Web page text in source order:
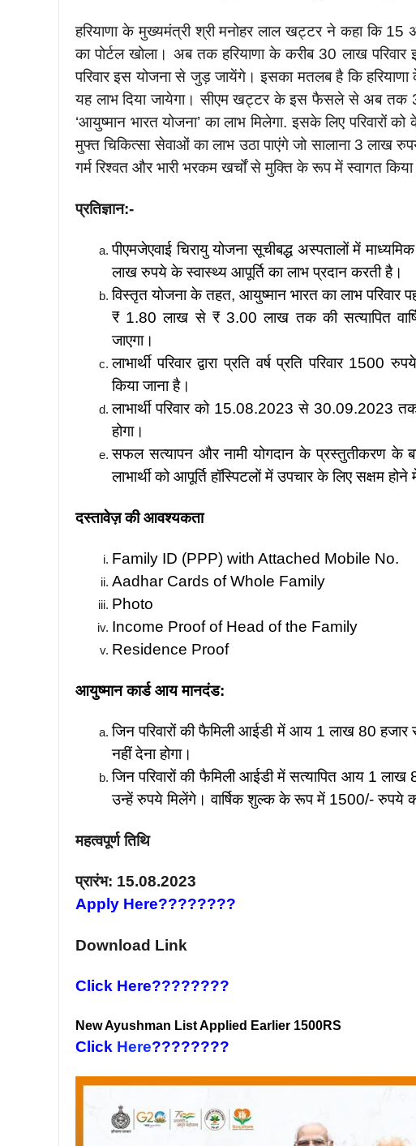
हरियाणा के मुख्यमंत्री श्री मनोहर लाल खट्टर ने कहा कि 15
का पोर्टल खोला। अब तक हरियाणा के करीब 30 लाख
परिवार इस योजना से जुड़ जायेंगे। इसका मतलब है कि
यह लाभ दिया जायेगा। सीएम खट्टर के इस फैसले से अब तक 3
‘आयुष्मान भारत योजना’ का लाभ मिलेगा. इसके लिए
मुफ्त चिकित्सा सेवाओं का लाभ उठा पाएंगे जो सालाना 3
गर्म रिश्वत और भारी भरकम खर्चों से मुक्ति के रूप में स्वागत किया
प्रतिज्ञान:-
पीएमजेएवाई चिरायु योजना सूचीबद्ध अस्पतालों में
लाख रुपये के स्वास्थ्य आपूर्ति का लाभ प्रदान करती है।
विस्तृत योजना के तहत, आयुष्मान भारत का लाभ परिवार
₹ 1.80 लाख से ₹ 3.00 लाख तक की सत्यापित
जाएगा।
लाभार्थी परिवार द्वारा प्रति वर्ष प्रति परिवार
किया जाना है।
लाभार्थी परिवार को 15.08.2023 से 30.09.2023
होगा।
सफल सत्यापन और नामी योगदान के प्रस्तुतीकरण के
लाभार्थी को आपूर्ति हॉस्पिटलों में उपचार के लिए सक्षम होने
दस्तावेज़ की आवश्यकता
Family ID (PPP) with Attached Mobile No.
Aadhar Cards of Whole Family
Photo
Income Proof of Head of the Family
Residence Proof
आयुष्मान कार्ड आय मानदंड:
जिन परिवारों की फैमिली आईडी में आय 1 लाख 80
नहीं देना होगा।
जिन परिवारों की फैमिली आईडी में सत्यापित आय 1
उन्हें रुपये मिलेंगे। वार्षिक शुल्क के रूप में 1500/- रुपये
महत्वपूर्ण तिथि
प्रारंभ: 15.08.2023
Apply Here????????
Download Link
Click Here????????
New Ayushman List Applied Earlier 1500RS
Click Here????????